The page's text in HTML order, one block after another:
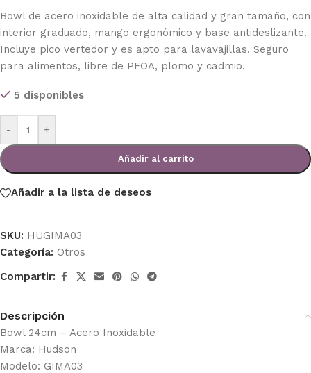
Bowl de acero inoxidable de alta calidad y gran tamaño, con
interior graduado, mango ergonómico y base antideslizante.
Incluye pico vertedor y es apto para lavavajillas. Seguro
para alimentos, libre de PFOA, plomo y cadmio.
5 disponibles
- +
Añadir al carrito
Añadir a la lista de deseos
SKU: HUGIMA03
Categoría: Otros
Compartir:
Descripción
Bowl 24cm – Acero Inoxidable
Marca: Hudson
Modelo: GIMA03